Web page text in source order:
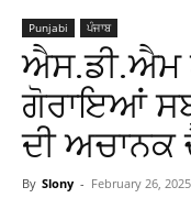
Punjabi ਪੰਜਾਬ
ਐਸ.ਡੀ.ਐਮ
ਗੋਰਾਇਆਂ
ਦੀ ਅਚਾਨਕ
By Slony - February 26, 2025